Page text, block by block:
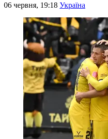
06 червня, 19:18 Україна